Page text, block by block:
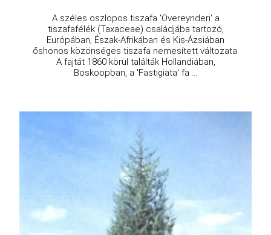
A széles oszlopos tiszafa 'Overeynderi' a
tiszafafélék (Taxaceae) családjába tartozó,
Európában, Észak-Afrikában és Kis-Ázsiában
őshonos közönséges tiszafa nemesített változata.
A fajtát 1860 körül találták Hollandiában,
Boskoopban, a 'Fastigiata' fa ...